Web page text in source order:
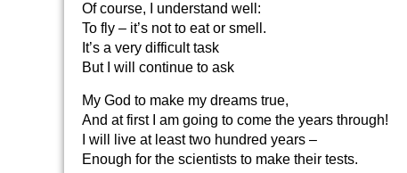
Of course, I understand well:
To fly – it’s not to eat or smell.
It’s a very difficult task
But I will continue to ask
My God to make my dreams true,
And at first I am going to come the years through!
I will live at least two hundred years –
Enough for the scientists to make their tests.